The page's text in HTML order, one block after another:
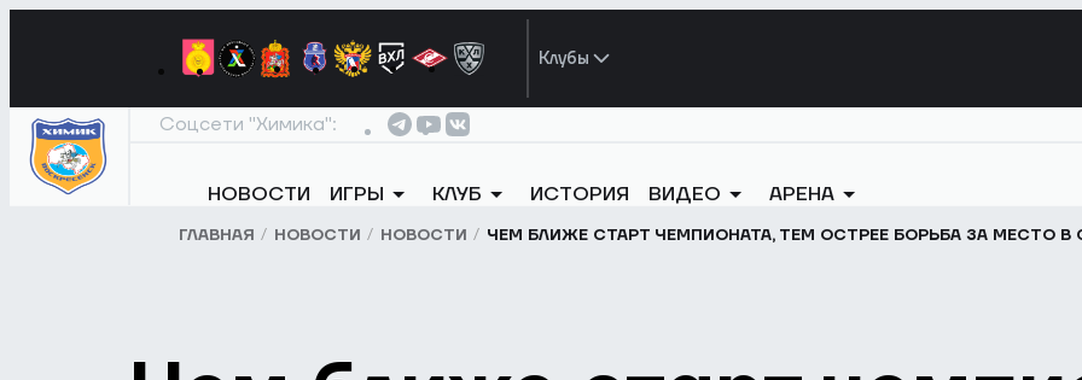
Клубы
Соцсети "Химика":
НОВОСТИ ИГРЫ КЛУБ ИСТОРИЯ ВИДЕО АРЕНА
ГЛАВНАЯ НОВОСТИ НОВОСТИ ЧЕМ БЛИЖЕ СТАРТ ЧЕМПИОНАТА, ТЕМ ОСТРЕЕ БОРЬБА ЗА МЕСТО В